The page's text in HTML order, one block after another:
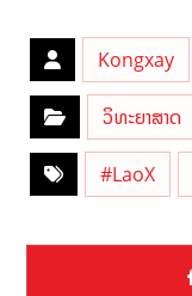
Kongxay
ວິທະຍາສາດ
#LaoX